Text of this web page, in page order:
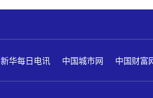
新华每日电讯 中国城市网 中国财富